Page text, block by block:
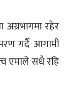
अग्रभागमा रहेर
गर्दै आगामी
एमाले सधै रहि